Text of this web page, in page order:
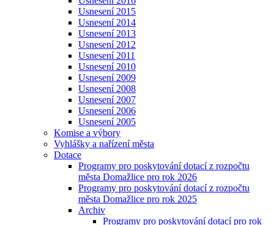
Usnesení 2015
Usnesení 2014
Usnesení 2013
Usnesení 2012
Usnesení 2011
Usnesení 2010
Usnesení 2009
Usnesení 2008
Usnesení 2007
Usnesení 2006
Usnesení 2005
Komise a výbory
Vyhlášky a nařízení města
Dotace
Programy pro poskytování dotací z rozpočtu
města Domažlice pro rok 2026
Programy pro poskytování dotací z rozpočtu
města Domažlice pro rok 2025
Archiv
Programy pro poskytování dotací pro rok